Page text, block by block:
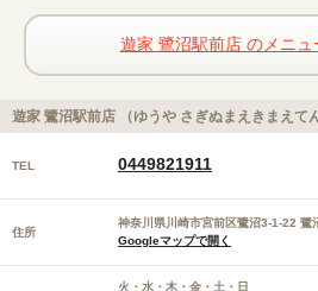
遊家 鷺沼駅前店 のメニュ
遊家 鷺沼駅前店 （ゆうや さぎぬまえきまえてん
TEL 0449821911
住所
神奈川県川崎市宮前区鷺沼3-1-22 鷺
Googleマップで開く
火・水・木・金・土・日